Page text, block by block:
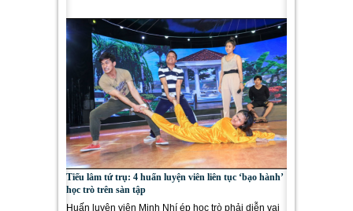
Tiếu lâm tứ trụ: 4 huấn luyện viên liên tục ‘bạo hành’
học trò trên sàn tập
Huấn luyện viên Minh Nhí ép học trò phải diễn vai